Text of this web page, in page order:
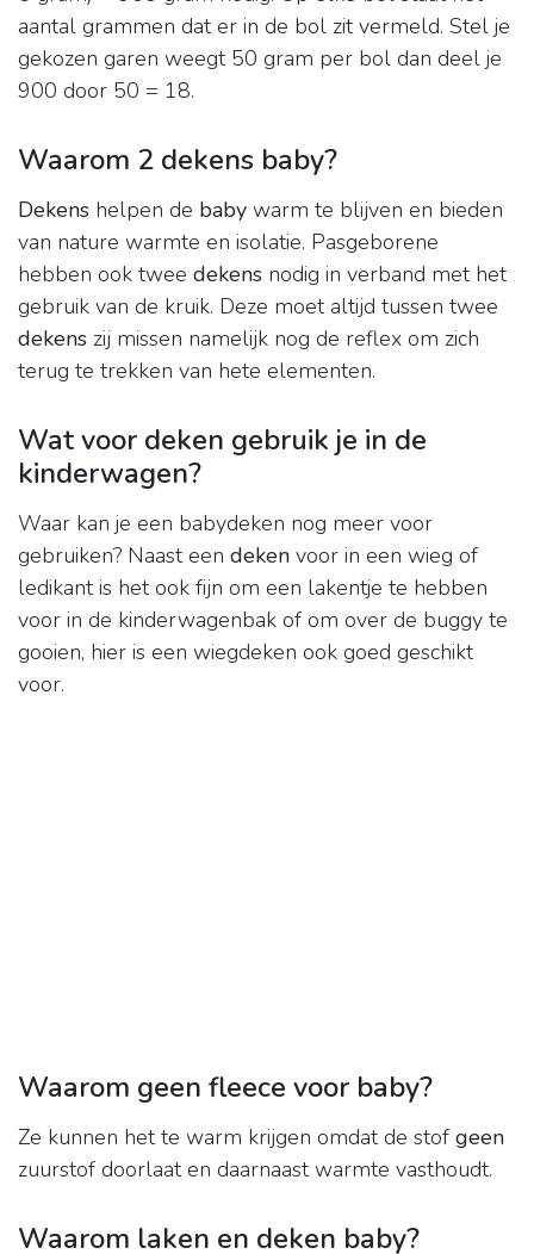
aantal grammen dat er in de bol zit vermeld. Stel je
gekozen garen weegt 50 gram per bol dan deel je
900 door 50 = 18.
Waarom 2 dekens baby?
Dekens helpen de baby warm te blijven en bieden
van nature warmte en isolatie. Pasgeborene
hebben ook twee dekens nodig in verband met het
gebruik van de kruik. Deze moet altijd tussen twee
dekens zij missen namelijk nog de reflex om zich
terug te trekken van hete elementen.
Wat voor deken gebruik je in de
kinderwagen?
Waar kan je een babydeken nog meer voor
gebruiken? Naast een deken voor in een wieg of
ledikant is het ook fijn om een lakentje te hebben
voor in de kinderwagenbak of om over de buggy te
gooien, hier is een wiegdeken ook goed geschikt
voor.
Waarom geen fleece voor baby?
Ze kunnen het te warm krijgen omdat de stof geen
zuurstof doorlaat en daarnaast warmte vasthoudt.
Waarom laken en deken baby?